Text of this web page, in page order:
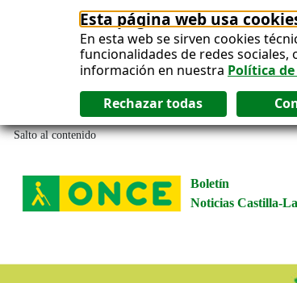
Esta página web usa
En esta web se sirven cookies
funcionalidades de redes
información en nuestra Política
Salto al contenido
Boletín
Noticias Castilla-